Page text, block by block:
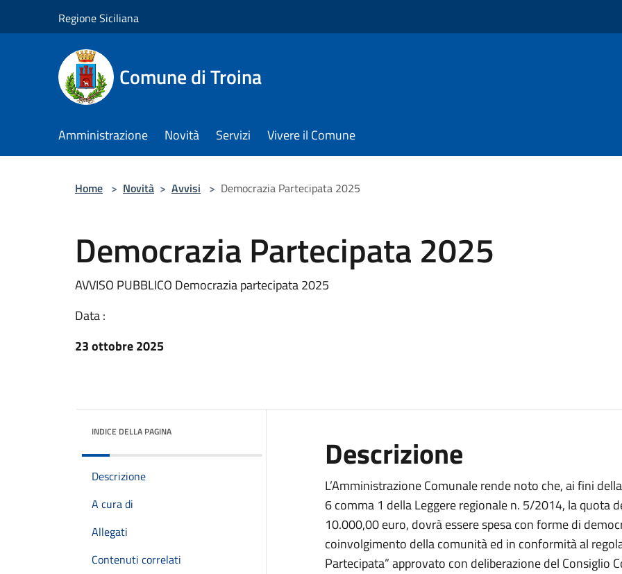
Regione Siciliana
Comune di Troina
Amministrazione Novità Servizi Vivere il Comune
Home > Novità > Avvisi > Democrazia Partecipata 2025
Democrazia Partecipata 2025
AVVISO PUBBLICO Democrazia partecipata 2025
Data :
23 ottobre 2025
INDICE DELLA PAGINA
Descrizione
A cura di
Allegati
Contenuti correlati
Descrizione
L’Amministrazione Comunale rende noto che, ai fini
6 comma 1 della Leggere regionale n. 5/2014, la quota
10.000,00 euro, dovrà essere spesa con forme di
coinvolgimento della comunità ed in conformità al
Partecipata” approvato con deliberazione del Consiglio